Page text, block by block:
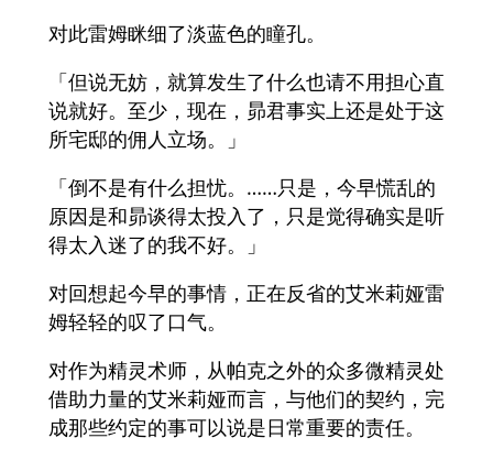
对此雷姆眯细了淡蓝色的瞳孔。
「但说无妨，就算发生了什么也请不用担心直
说就好。至少，现在，昴君事实上还是处于这
所宅邸的佣人立场。」
「倒不是有什么担忧。……只是，今早慌乱的
原因是和昴谈得太投入了，只是觉得确实是听
得太入迷了的我不好。」
对回想起今早的事情，正在反省的艾米莉娅雷
姆轻轻的叹了口气。
对作为精灵术师，从帕克之外的众多微精灵处
借助力量的艾米莉娅而言，与他们的契约，完
成那些约定的事可以说是日常重要的责任。